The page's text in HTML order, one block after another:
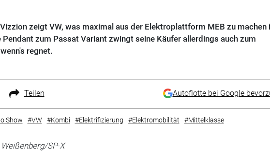
zeigt VW, was maximal aus der Elektroplattform MEB zu machen
zum Passat Variant zwingt seine Käufer allerdings auch zum
regnet.
Teilen Autoflotte bei Google
Show #VW #Kombi #Elektrifizierung #Elektromobilität #Mittelklasse
Weißenberg/SP-X